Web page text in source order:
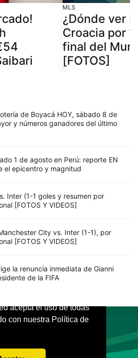
para mejorar la
acepta el uso de todas
con nuestra Política de
MLS
¿Dónde ver
Croacia por
final del
[FOTOS]
de Boyacá HOY, sábado 8 de
y números ganadores del último
1 de agosto en Perú: reporte EN
el epicentro y magnitud
Inter (1-1 goles y resumen por
[FOTOS Y VIDEOS]
City vs. Inter (1-1), por
[FOTOS Y VIDEOS]
la renuncia inmediata de Gianni
de la FIFA